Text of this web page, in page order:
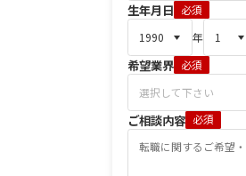
生年月日 必須
年
希望業界 必須
ご相談内容 必須